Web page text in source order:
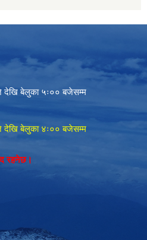
देखि बेलुका ५ः०० बजेसम्म
देखि बेलुका ४ः०० बजेसम्म
रहनेछ।